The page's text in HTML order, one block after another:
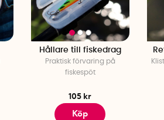
Hållare till fiskedrag
Praktisk förvaring på
fiskespöt
105 kr
Köp